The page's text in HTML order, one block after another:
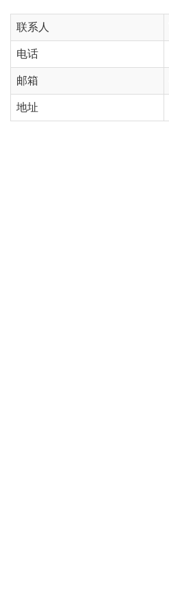
联系人
电话
邮箱
地址